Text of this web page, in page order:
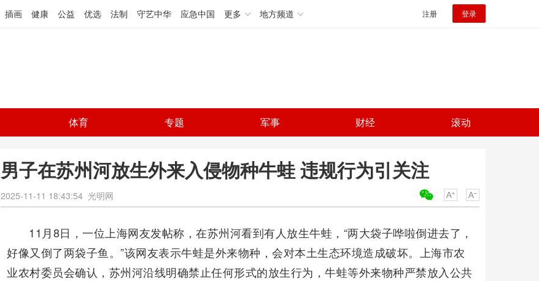
插画 健康 公益 优选 法制 守艺中华 应急中国 更多 地方频道 注册 登录
体育 专题 军事 财经 滚动
男子在苏州河放生外来入侵物种牛蛙 违规行为引关注
2025-11-11 18:43:54 光明网
11月8日，一位上海网友发帖称，在苏州河看到有人放生牛蛙，“两大袋子哗啦倒进去了，
好像又倒了两袋子鱼。”该网友表示牛蛙是外来物种，会对本土生态环境造成破坏。上海市农
业农村委员会确认，苏州河沿线明确禁止任何形式的放生行为，牛蛙等外来物种严禁放入公共